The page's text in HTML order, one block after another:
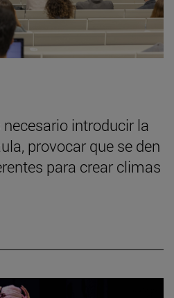
necesario introducir la
provocar que se den
para crear climas